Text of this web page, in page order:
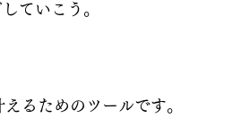
ていこう。
るためのツールです。